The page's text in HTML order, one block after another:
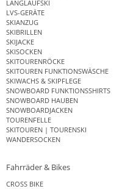
LANGLAUFSKI
LVS-GERÄTE
SKIANZUG
SKIBRILLEN
SKIJACKE
SKISOCKEN
SKITOURENRÖCKE
SKITOUREN FUNKTIONSWÄSCHE
SKIWACHS & SKIPFLEGE
SNOWBOARD FUNKTIONSSHIRTS
SNOWBOARD HAUBEN
SNOWBOARDJACKEN
TOURENFELLE
SKITOUREN | TOURENSKI
WANDERSOCKEN
Fahrräder & Bikes
CROSS BIKE